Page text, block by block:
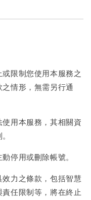
限制您使用本服務之
情形，無需另行通
用本服務，其相關資
停用或刪除帳號。
力之條款，包括智慧
任限制等，將在終止